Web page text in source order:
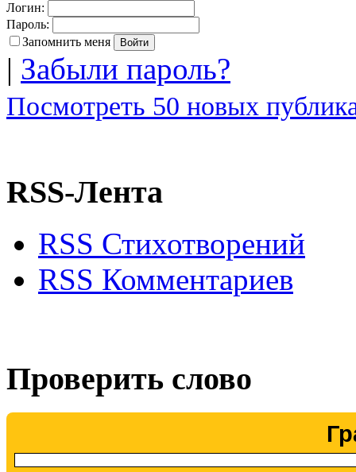
Логин:
Пароль:
Запомнить меня
| Забыли пароль?
Посмотреть 50 новых
RSS-Лента
RSS Стихотворений
RSS Комментариев
Проверить слово